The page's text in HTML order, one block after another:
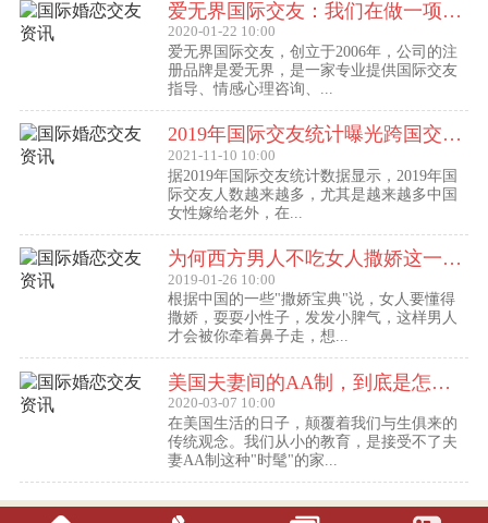
爱无界国际交友：我们在做一项关于女人幸福的事业
2020-01-22 10:00
爱无界国际交友，创立于2006年，公司的注
册品牌是爱无界，是一家专业提供国际交友
指导、情感心理咨询、...
2019年国际交友统计曝光跨国交友惊人内幕：女性嫁给老外比男士娶外国老婆数量更多
2021-11-10 10:00
据2019年国际交友统计数据显示，2019年国
际交友人数越来越多，尤其是越来越多中国
女性嫁给老外，在...
为何西方男人不吃女人撒娇这一套？
2019-01-26 10:00
根据中国的一些"撒娇宝典"说，女人要懂得
撒娇，耍耍小性子，发发小脾气，这样男人
才会被你牵着鼻子走，想...
美国夫妻间的AA制，到底是怎么回事？
2020-03-07 10:00
在美国生活的日子，颠覆着我们与生俱来的
传统观念。我们从小的教育，是接受不了夫
妻AA制这种"时髦"的家...